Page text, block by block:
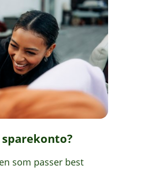
sparekonto?
som passer best